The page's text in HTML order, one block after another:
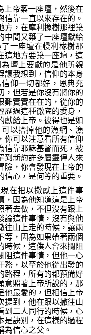
上帝築一座壇，然後在
信靠一直以來存在的。
方，在摩利橡樹那裡築
中間又築了一座壇獻給
一座壇在幔利橡樹那
這地方要築一座壇，這
壇上要獻的是他所親
讓我想到，信仰的本身
仰一切都好，恩典充
，但若是你沒有將你的
難實實在在的，從你的
歷過這種徹底的委身，
獻給上帝。彼得也是如
以捨掉他的漁網、漁
你可以注意看所有信仰
信靠耶穌基督而死，被
到新約許多屬靈偉人來
險，你會發現在上帝的
信心，是何等的重要。
在把以撒獻上這件事
，因為他知道這是上帝
著去做，不但沒有跟上
論這件事情，沒有與他
往山上走的時候，讓兩
等，因為如果帶著兩個
時候，這僕人會來攔阻
阻這件事情，但他一心
務，以至於他從出發的
路程，所有的都預備好
意照著上帝所說的，那
他最愛的，但相信上帝
提到，他在跟以撒往山
到二人同行的時候，心
是訣別，在這樣的過程
為信心之父。